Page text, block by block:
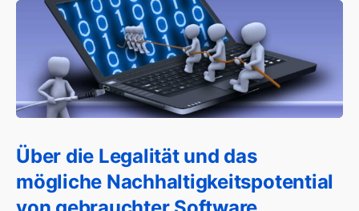
Über die Legalität und das
mögliche Nachhaltigkeitspotential